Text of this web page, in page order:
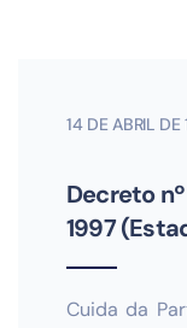
14 DE ABRIL DE
Decreto
1997
Cuida da